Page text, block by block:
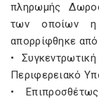
πληρωμής
των οποίων η
απορρίφθηκε από
•
Περιφερειακό
•